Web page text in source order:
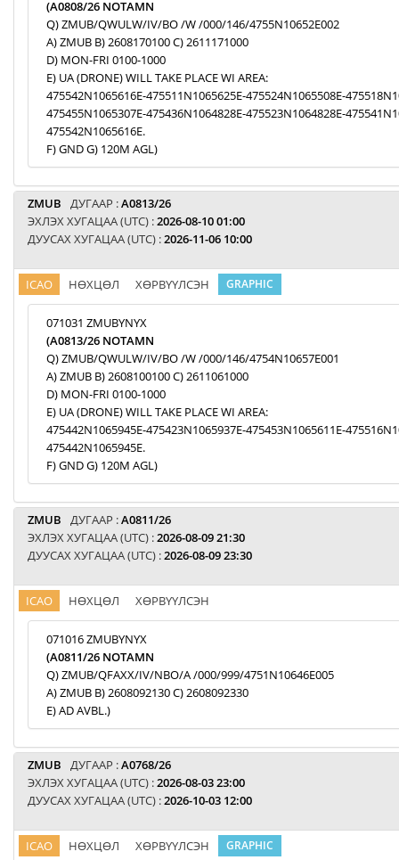
(A0808/26 NOTAMN
Q) ZMUB/QWULW/IV/BO /W /000/146/4755N10652E002
A) ZMUB B) 2608170100 C) 2611171000
D) MON-FRI 0100-1000
E) UA (DRONE) WILL TAKE PLACE WI AREA:
475542N1065616E-475511N1065625E-475524N1065508E-
475455N1065307E-475436N1064828E-475523N1064828E-
475542N1065616E.
F) GND G) 120M AGL)
ZMUB ДУГААР :A0813/26
ЭХЛЭХ ХУГАЦАА (UTC) :2026-08-10 01:00
ДУУСАХ ХУГАЦАА (UTC) :2026-11-06 10:00
ICAO НӨХЦӨЛ ХӨРВҮҮЛСЭН GRAPHIC
071031 ZMUBYNYX
(A0813/26 NOTAMN
Q) ZMUB/QWULW/IV/BO /W /000/146/4754N10657E001
A) ZMUB B) 2608100100 C) 2611061000
D) MON-FRI 0100-1000
E) UA (DRONE) WILL TAKE PLACE WI AREA:
475442N1065945E-475423N1065937E-475453N1065611E-
475442N1065945E.
F) GND G) 120M AGL)
ZMUB ДУГААР :A0811/26
ЭХЛЭХ ХУГАЦАА (UTC) :2026-08-09 21:30
ДУУСАХ ХУГАЦАА (UTC) :2026-08-09 23:30
ICAO НӨХЦӨЛ ХӨРВҮҮЛСЭН
071016 ZMUBYNYX
(A0811/26 NOTAMN
Q) ZMUB/QFAXX/IV/NBO/A /000/999/4751N10646E005
A) ZMUB B) 2608092130 C) 2608092330
E) AD AVBL.)
ZMUB ДУГААР :A0768/26
ЭХЛЭХ ХУГАЦАА (UTC) :2026-08-03 23:00
ДУУСАХ ХУГАЦАА (UTC) :2026-10-03 12:00
ICAO НӨХЦӨЛ ХӨРВҮҮЛСЭН GRAPHIC